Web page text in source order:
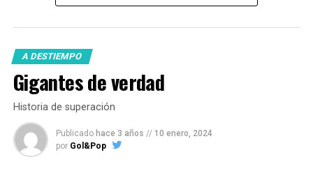
En laFórmula2,Franco Colapintono tuvo el mejor
desempeño a la hora de la clasificación. El argentino
largará nuevamente desde el puesto 13.
Tierra de velocidad
Los emús son criaturas muy distintivas y conocidas por
su increíble velocidad y apariencia única. Su anatomía
A DESTIEMPO
Gigantes de verdad
Historia de superación
Publicado hace 3 años // 10 enero, 2024
por Gol&Pop